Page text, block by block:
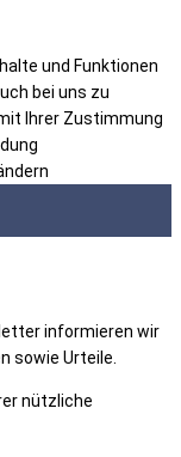
und Funktionen
bei uns zu
Ihrer Zustimmung
informieren wir
sowie Urteile.
nützliche